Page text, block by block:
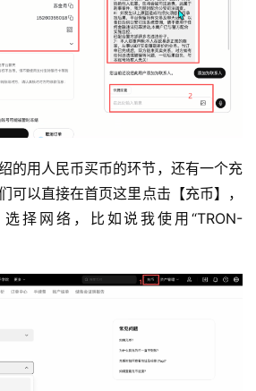
的用人民币买币的环节，还有一个充
可以直接在首页这里点击【充币】，
选择网络，比如说我使用“TRON-